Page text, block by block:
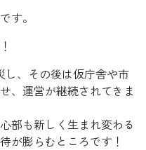
す。
し、その後は仮庁舎や市
、運営が継続されてきま
部も新しく生まれ変わる
が膨らむところです！